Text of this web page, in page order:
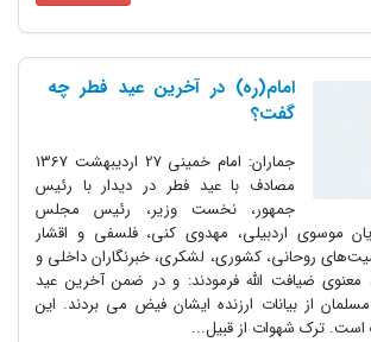
امام(ره) در آخرین عید فطر چه
گفت؟
جماران: امام خمینی 27 اردیبهشت 1367
مصادف با عید فطر در دیدار با رئیس
جمهور، نخست وزیر، رئیس مجلس
موسوی اردبیلی، مهدوی کنی، فلسفی و اقشار
روحانی، کشوری، لشکری، خبرنگاران داخلی و
معنوی ضیافت الله فرمودند: و در ضمن آخرین عید
از بیانات ارزنده ایشان فیض می بردند. این
ترک شهوات از قبیل...